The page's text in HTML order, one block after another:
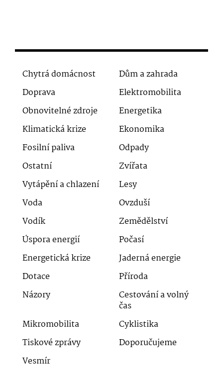
Chytrá domácnost
Dům a zahrada
Doprava
Elektromobilita
Obnovitelné zdroje
Energetika
Klimatická krize
Ekonomika
Fosilní paliva
Odpady
Ostatní
Zvířata
Vytápění a chlazení
Lesy
Voda
Ovzduší
Vodík
Zemědělství
Úspora energií
Počasí
Energetická krize
Jaderná energie
Dotace
Příroda
Názory
Cestování a volný
čas
Mikromobilita
Cyklistika
Tiskové zprávy
Doporučujeme
Vesmír